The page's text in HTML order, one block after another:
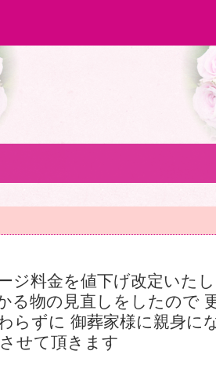
ジ料金を値下げ改定いた
る物の見直しをしたので
らずに 御葬家様に親身に
せて頂きます